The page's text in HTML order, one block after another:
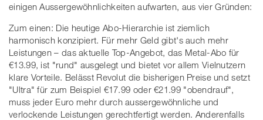
einigen Aussergewöhnlichkeiten aufwarten, aus vier Gründen:
Zum einen: Die heutige Abo-Hierarchie ist ziemlich
harmonisch konzipiert. Für mehr Geld gibt's auch mehr
Leistungen – das aktuelle Top-Angebot, das Metal-Abo für
€13.99, ist "rund" ausgelegt und bietet vor allem Vielnutzern
klare Vorteile. Belässt Revolut die bisherigen Preise und setzt
"Ultra" für zum Beispiel €17.99 oder €21.99 "obendrauf",
muss jeder Euro mehr durch aussergewöhnliche und
verlockende Leistungen gerechtfertigt werden. Anderenfalls